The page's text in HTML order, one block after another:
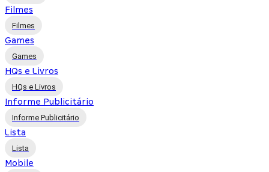
Filmes
Filmes
Games
Games
HQs e Livros
HQs e Livros
Informe Publicitário
Informe Publicitário
Lista
Lista
Mobile